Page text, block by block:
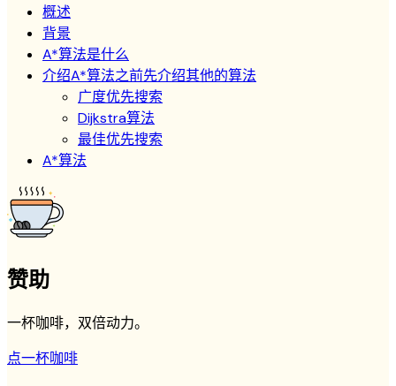
概述
背景
A*算法是什么
介绍A*算法之前先介绍其他的算法
广度优先搜索
Dijkstra算法
最佳优先搜索
A*算法
赞助
一杯咖啡，双倍动力。
点一杯咖啡